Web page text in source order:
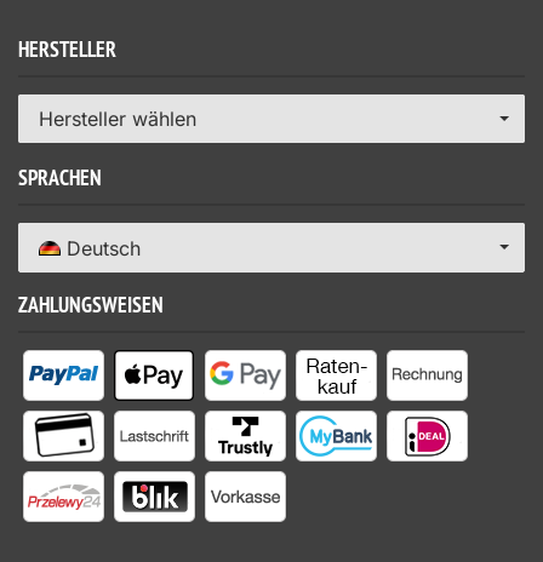
HERSTELLER
Hersteller wählen
SPRACHEN
Deutsch
ZAHLUNGSWEISEN